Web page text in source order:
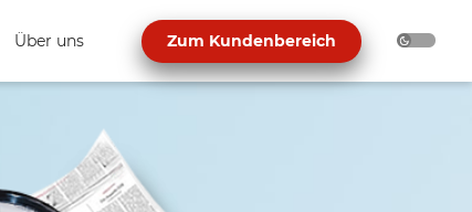
Über uns Zum Kundenbereich